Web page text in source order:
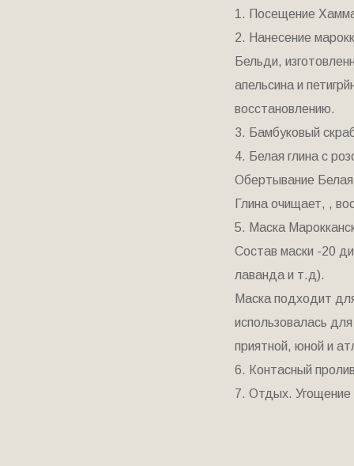
1. Посещение
2. Нанесение
Бельди,
апельсина и
восстановлению.
3. Бамбуковый
4. Белая глина с
Обертывание Белая
Глина очищает, ,
5. Маска
Состав маски -20
лаванда и т.д).
Маска подходит
использовалась
приятной, юной и
6. Контасный
7. Отдых. Угощение